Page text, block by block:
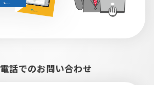
電話でのお問い合わせ